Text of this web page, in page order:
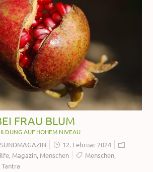
FRAU BLUM
AUF HOHEM NIVEAU
12. Februar 2024
, Magazin, Menschen Menschen,
Tantra